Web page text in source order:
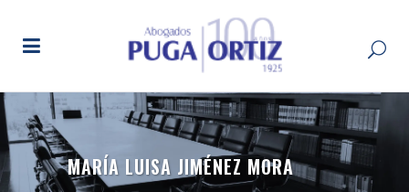
MARÍA LUISA JIMÉNEZ MORA